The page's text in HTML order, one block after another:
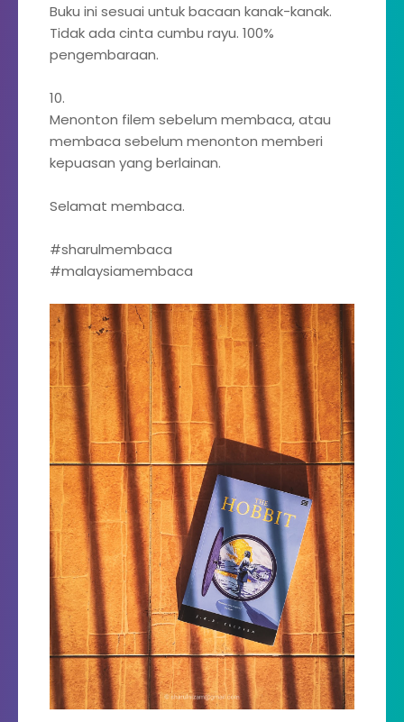
Buku ini sesuai untuk bacaan kanak-kanak.
Tidak ada cinta cumbu rayu. 100%
pengembaraan.
10.
Menonton filem sebelum membaca, atau
membaca sebelum menonton memberi
kepuasan yang berlainan.
Selamat membaca.
#sharulmembaca
#malaysiamembaca